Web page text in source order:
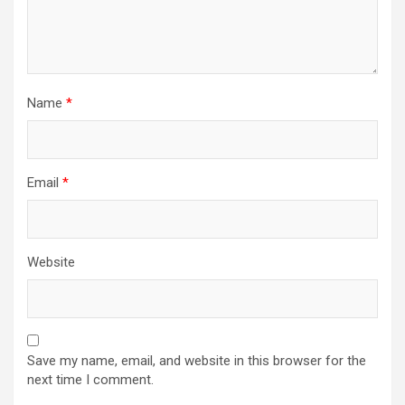
Name *
Email *
Website
Save my name, email, and website in this browser for the
next time I comment.